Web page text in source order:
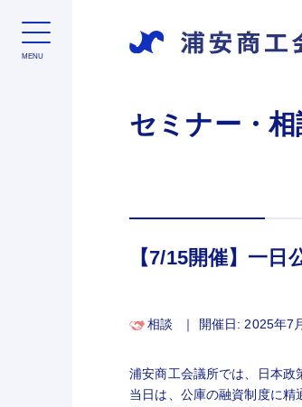
セミナー・
【7/15開催】一日
相談 ｜ 開催日: 2025年7
浦安商工会議所では、日本政
当日は、公庫の融資制度に精